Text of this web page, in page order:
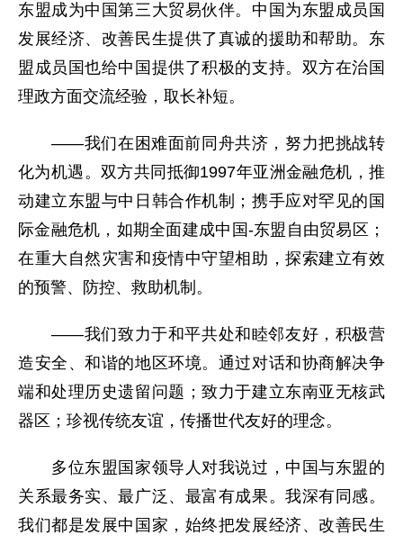
东盟成为中国第三大贸易伙伴。中国为东盟成员国
发展经济、改善民生提供了真诚的援助和帮助。东
盟成员国也给中国提供了积极的支持。双方在治国
理政方面交流经验，取长补短。
——我们在困难面前同舟共济，努力把挑战转
化为机遇。双方共同抵御1997年亚洲金融危机，推
动建立东盟与中日韩合作机制；携手应对罕见的国
际金融危机，如期全面建成中国-东盟自由贸易区；
在重大自然灾害和疫情中守望相助，探索建立有效
的预警、防控、救助机制。
——我们致力于和平共处和睦邻友好，积极营
造安全、和谐的地区环境。通过对话和协商解决争
端和处理历史遗留问题；致力于建立东南亚无核武
器区；珍视传统友谊，传播世代友好的理念。
多位东盟国家领导人对我说过，中国与东盟的
关系最务实、最广泛、最富有成果。我深有同感。
我们都是发展中国家，始终把发展经济、改善民生